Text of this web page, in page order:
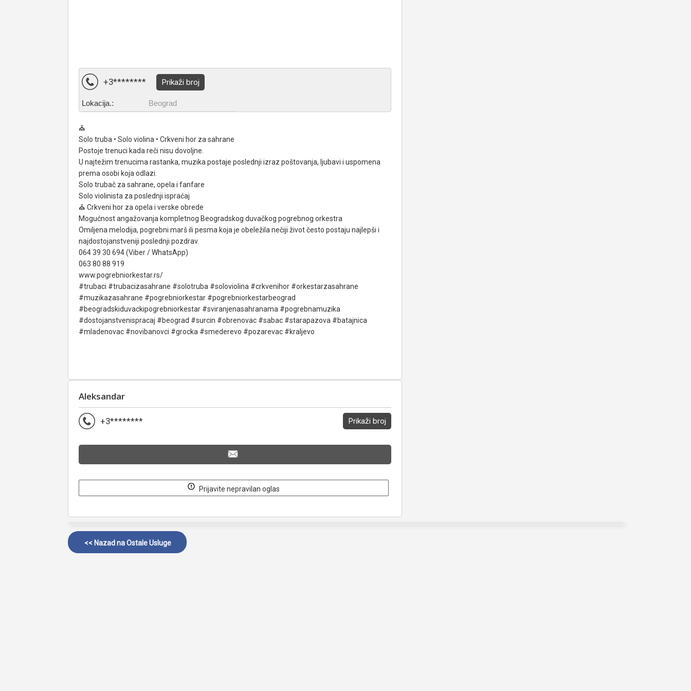
+3******** Prikaži broj
Lokacija.: Beograd
⛪
Solo truba • Solo violina • Crkveni hor za sahrane
Postoje trenuci kada reči nisu dovoljne.
U najtežim trenucima rastanka, muzika postaje poslednji izraz poštovanja, ljubavi i uspomena
prema osobi koja odlazi.
Solo trubač za sahrane, opela i fanfare
Solo violinista za poslednji ispraćaj
⛪ Crkveni hor za opela i verske obrede
Mogućnost angažovanja kompletnog Beogradskog duvačkog pogrebnog orkestra
Omiljena melodija, pogrebni marš ili pesma koja je obeležila nečiji život često postaju najlepši i
najdostojanstveniji poslednji pozdrav.
064 39 30 694 (Viber / WhatsApp)
063 80 88 919
www.pogrebniorkestar.rs/
#trubaci #trubacizasahrane #solotruba #soloviolina #crkvenihor #orkestarzasahrane
#muzikazasahrane #pogrebniorkestar #pogrebniorkestarbeograd
#beogradskiduvackipogrebniorkestar #sviranjenasahranama #pogrebnamuzika
#dostojanstvenispracaj #beograd #surcin #obrenovac #sabac #starapazova #batajnica
#mladenovac #novibanovci #grocka #smederevo #pozarevac #kraljevo
Aleksandar
+3******** Prikaži broj
Prijavite nepravilan oglas
<< Nazad naOstale Usluge